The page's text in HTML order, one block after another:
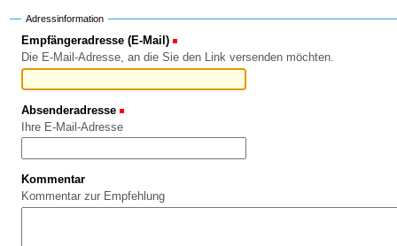
Adressinformation
Empfängeradresse (E-Mail)
Die E-Mail-Adresse, an die Sie den Link versenden möchten.
Absenderadresse
Ihre E-Mail-Adresse
Kommentar
Kommentar zur Empfehlung